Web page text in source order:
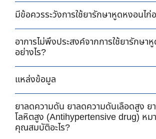
มีข้อควรระวังการใช้ยารักษาหูดหงอนไก่
อาการไม่พึงประสงค์จากการใช้ยารักษา
อย่างไร?
แหล่งข้อมูล
ยาลดความดัน ยาลดความดันเลือดสูง ย
โลหิตสูง (Antihypertensive drug) หม
คุณสมบัติอะไร?